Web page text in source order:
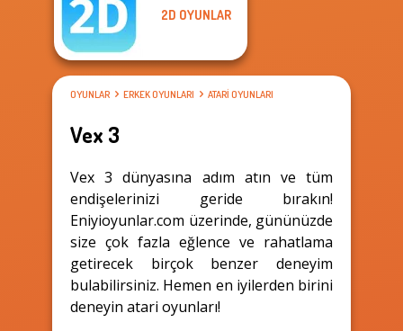
2D OYUNLAR
OYUNLAR ERKEK OYUNLARI ATARI OYUNLARI
Vex 3
Vex 3 dünyasına adım atın ve tüm
endişelerinizi geride bırakın!
Eniyioyunlar.com üzerinde, gününüzde
size çok fazla eğlence ve rahatlama
getirecek birçok benzer deneyim
bulabilirsiniz. Hemen en iyilerden birini
deneyin atari oyunları!